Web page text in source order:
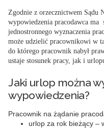
Zgodnie z orzecznictwem Sądu
wypowiedzenia pracodawca ma
jednostronnego wyznaczenia
może udzielić pracownikowi w
do którego pracownik nabył
ustaje stosunek pracy, jak i
Jaki urlop można
wypowiedzenia?
Pracownik na żądanie
urlop za rok bieżący –